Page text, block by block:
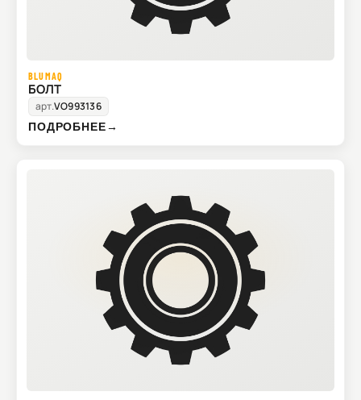
BLUMAQ
БОЛТ
арт.VO993136
ПОДРОБНЕЕ→